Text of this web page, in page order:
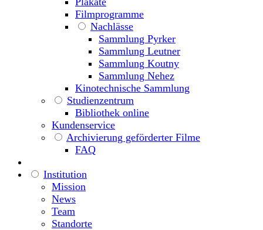
Filmprogramme
Nachlässe
Sammlung Pyrker
Sammlung Leutner
Sammlung Koutny
Sammlung Nehez
Kinotechnische Sammlung
Studienzentrum
Bibliothek online
Kundenservice
Archivierung geförderter Filme
FAQ
Institution
Mission
News
Team
Standorte